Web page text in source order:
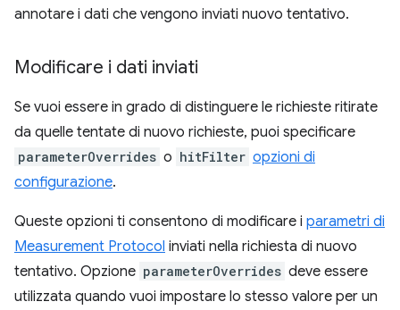
annotare i dati che vengono inviati nuovo tentativo.
Modificare i dati inviati
Se vuoi essere in grado di distinguere le richieste ritirate
da quelle tentate di nuovo richieste, puoi specificare
parameterOverrides o hitFilter opzioni di
configurazione.
Queste opzioni ti consentono di modificare i parametri di
Measurement Protocol inviati nella richiesta di nuovo
tentativo. Opzione parameterOverrides deve essere
utilizzata quando vuoi impostare lo stesso valore per un